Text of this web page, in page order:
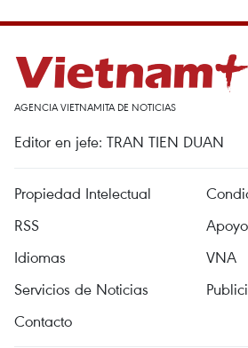
AGENCIA VIETNAMITA DE NOTICIAS
Editor en jefe: TRAN TIEN DUAN
Propiedad Intelectual
RSS
Apoyo
Idiomas
VNA
Servicios de Noticias
Contacto